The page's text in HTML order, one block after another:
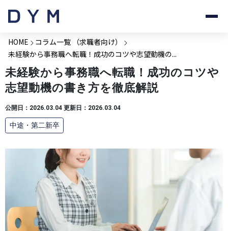
HOME
コラム一覧 （求職者向け）
未経験から事務職へ転職！成功のコツや志望動機の...
未経験から事務職へ転職！成功のコツや
志望動機の書き方を徹底解説
公開日：2026.03.04 更新日：2026.03.04
中途・第二新卒